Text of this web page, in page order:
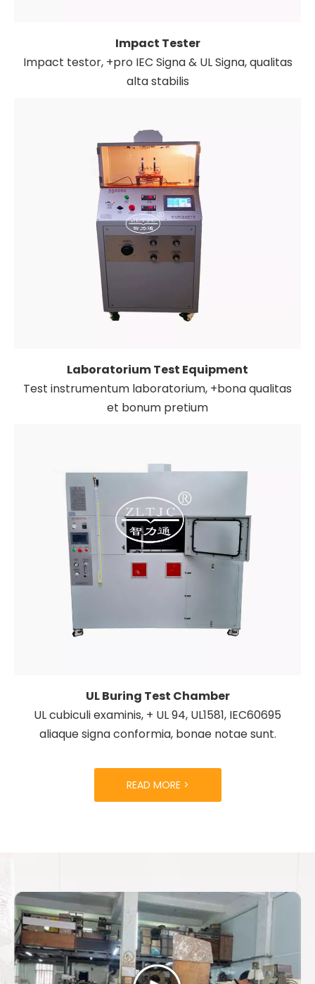
Impact Tester
Impact testor, +pro IEC Signa & UL Signa, qualitas
alta stabilis
Laboratorium Test Equipment
Test instrumentum laboratorium, +bona qualitas
et bonum pretium
UL Buring Test Chamber
UL cubiculi examinis, + UL 94, UL1581, IEC60695
aliaque signa conformia, bonae notae sunt.
READ MORE >